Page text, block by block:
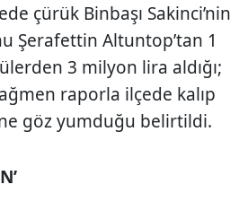
çürük Binbaşı Sakinci’nin
Şerafettin Altuntop’tan 1
3 milyon lira aldığı;
raporla ilçede kalıp
göz yumduğu belirtildi.